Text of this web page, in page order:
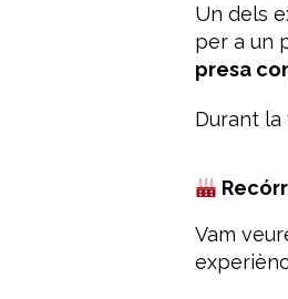
Un dels
per a un
presa
Durant la
Vam